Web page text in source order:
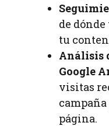
de
tu
Análisis
Google
visitas
página.